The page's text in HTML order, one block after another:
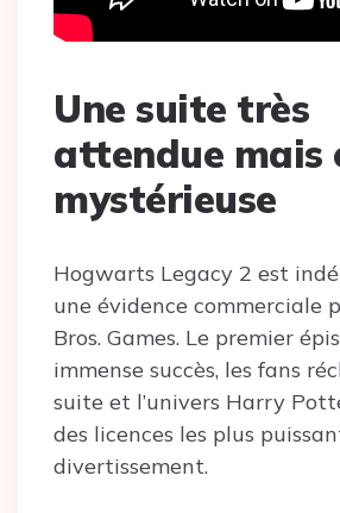
Une suite très
attendue mais
mystérieuse
Hogwarts Legacy 2 est
une évidence commerciale
Bros. Games. Le premier
immense succès, les fans
suite et l’univers Harry
des licences les plus
divertissement.